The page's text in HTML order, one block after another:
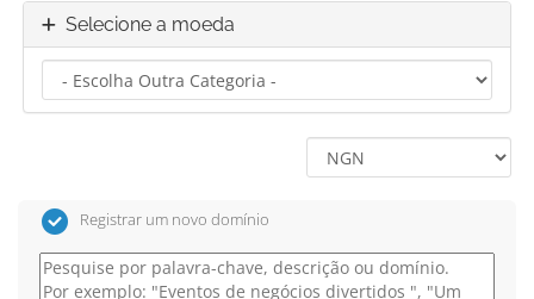
Selecione a moeda
Registrar um novo domínio